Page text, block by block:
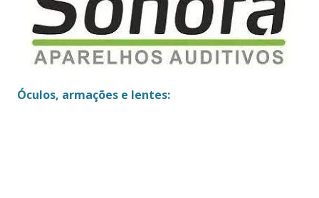
Óculos, armações e lentes: